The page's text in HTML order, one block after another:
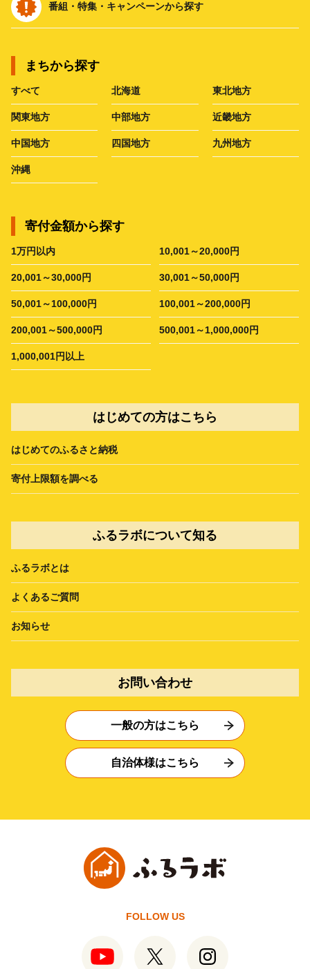
番組・特集・キャンペーンから探す
まちから探す
すべて 北海道 東北地方
関東地方 中部地方 近畿地方
中国地方 四国地方 九州地方
沖縄
寄付金額から探す
1万円以内 10,001～20,000円
20,001～30,000円 30,001～50,000円
50,001～100,000円 100,001～200,000円
200,001～500,000円 500,001～1,000,000円
1,000,001円以上
はじめての方はこちら
はじめてのふるさと納税
寄付上限額を調べる
ふるラボについて知る
ふるラボとは
よくあるご質問
お知らせ
お問い合わせ
一般の方はこちら
自治体様はこちら
FOLLOW US